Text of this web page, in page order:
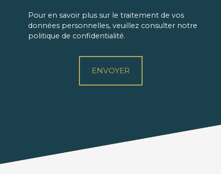
Pour en savoir plus sur le traitement de vos
données personnelles, veuillez consulter notre
politique de confidentialité.
ENVOYER